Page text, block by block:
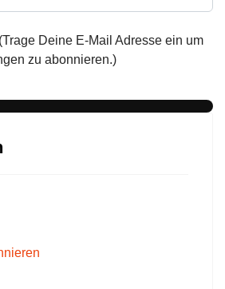
Deine E-Mail Adresse ein um
zu abonnieren.)